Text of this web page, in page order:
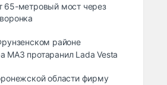
65-метровый мост через
районе
МАЗ протаранил Lada Vesta
области фирму